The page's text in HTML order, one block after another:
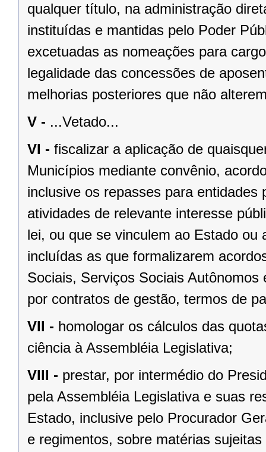
qualquer título, na administração
instituídas e mantidas pelo Poder
excetuadas as nomeações para
legalidade das concessões de
melhorias posteriores que não
V - ...Vetado...
VI - fiscalizar a aplicação de
Municípios mediante convênio,
inclusive os repasses para
atividades de relevante interesse
lei, ou que se vinculem ao Estado
incluídas as que formalizarem
Sociais, Serviços Sociais
por contratos de gestão, termos de
VII - homologar os cálculos das
ciência à Assembléia Legislativa;
VIII - prestar, por intermédio do
pela Assembléia Legislativa e suas
Estado, inclusive pelo Procurador
e regimentos, sobre matérias